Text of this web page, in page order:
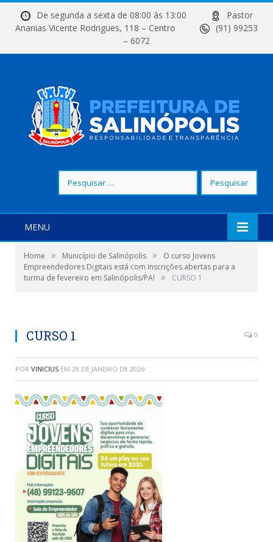
De segunda a sexta de 08:00 às 13:00
Pastor
Ananias Vicente Rodrigues, 118 – Centro
(91) 99253
– 6072
por:
MENU
Home » Município de Salinópolis »
O curso Jovens
Empreendedores Digitais está com inscrições abertas para a
turma de fevereiro em Salinópolis/PA!
» CURSO 1
CURSO 1 0
POR VINICIUS EM 28 DE JANEIRO DE 2026